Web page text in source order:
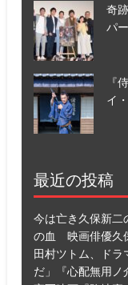
奇
パ
『
イ
最近の投稿
今は亡き久保新二
の血 映画俳優久
田村ツトム、ドラ
だ」『心配無用ノ